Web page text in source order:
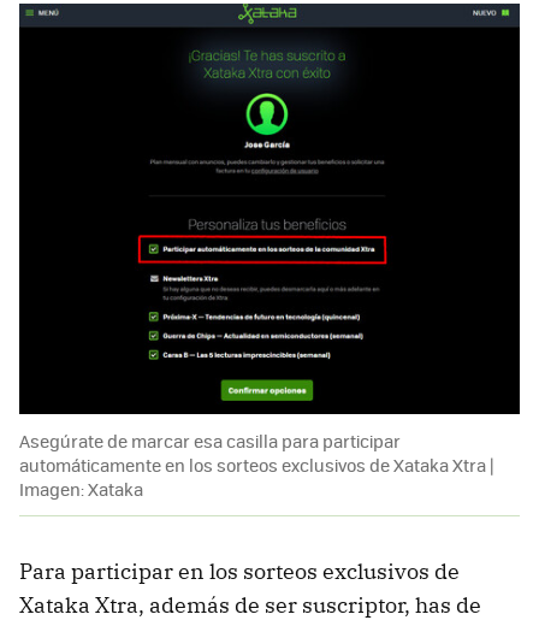
Asegúrate de marcar esa casilla para participar
automáticamente en los sorteos exclusivos de Xataka Xtra |
Imagen: Xataka
Para participar en los sorteos exclusivos de
Xataka Xtra, además de ser suscriptor, has de